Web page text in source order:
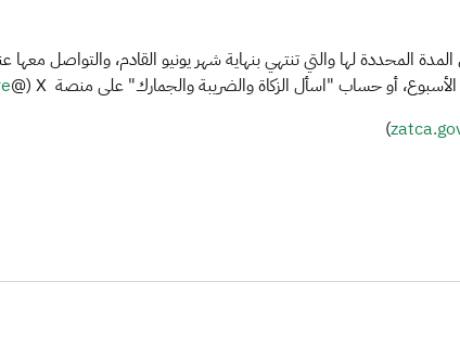
المحددة لها والتي تنتهي بنهاية شهر يونيو القادم، والتواصل
)